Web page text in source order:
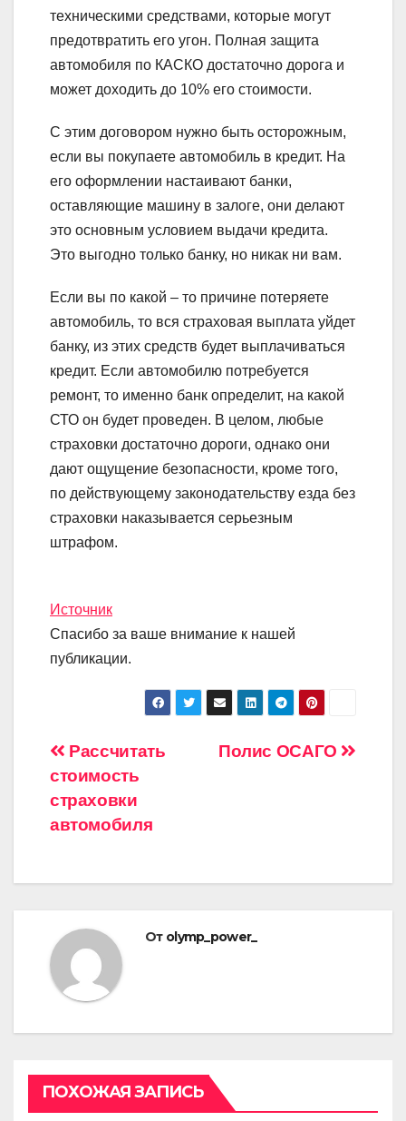
техническими средствами, которые могут
предотвратить его угон. Полная защита
автомобиля по КАСКО достаточно дорога и
может доходить до 10% его стоимости.
С этим договором нужно быть осторожным,
если вы покупаете автомобиль в кредит. На
его оформлении настаивают банки,
оставляющие машину в залоге, они делают
это основным условием выдачи кредита.
Это выгодно только банку, но никак ни вам.
Если вы по какой – то причине потеряете
автомобиль, то вся страховая выплата уйдет
банку, из этих средств будет выплачиваться
кредит. Если автомобилю потребуется
ремонт, то именно банк определит, на какой
СТО он будет проведен. В целом, любые
страховки достаточно дороги, однако они
дают ощущение безопасности, кроме того,
по действующему законодательству езда без
страховки наказывается серьезным
штрафом.
Источник
Спасибо за ваше внимание к нашей
публикации.
Навигация
по
записям
Полис ОСАГО
Рассчитать
стоимость
страховки
автомобиля
От olymp_power_
ПОХОЖАЯ ЗАПИСЬ